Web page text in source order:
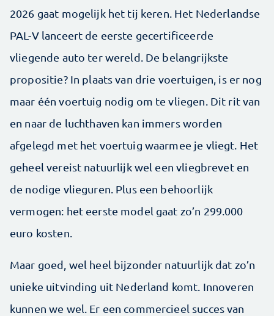
2026 gaat mogelijk het tij keren. Het Nederlandse
PAL-V lanceert de eerste gecertificeerde
vliegende auto ter wereld. De belangrijkste
propositie? In plaats van drie voertuigen, is er nog
maar één voertuig nodig om te vliegen. Dit rit van
en naar de luchthaven kan immers worden
afgelegd met het voertuig waarmee je vliegt. Het
geheel vereist natuurlijk wel een vliegbrevet en
de nodige vlieguren. Plus een behoorlijk
vermogen: het eerste model gaat zo’n 299.000
euro kosten.
Maar goed, wel heel bijzonder natuurlijk dat zo’n
unieke uitvinding uit Nederland komt. Innoveren
kunnen we wel. Er een commercieel succes van